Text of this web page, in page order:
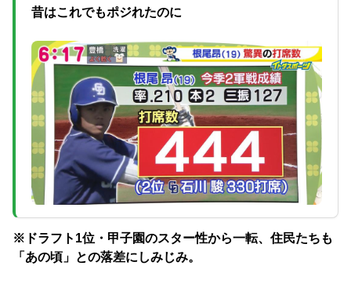
昔はこれでもポジれたのに
※ドラフト1位・甲子園のスター性から一転、住民たちも
「あの頃」との落差にしみじみ。